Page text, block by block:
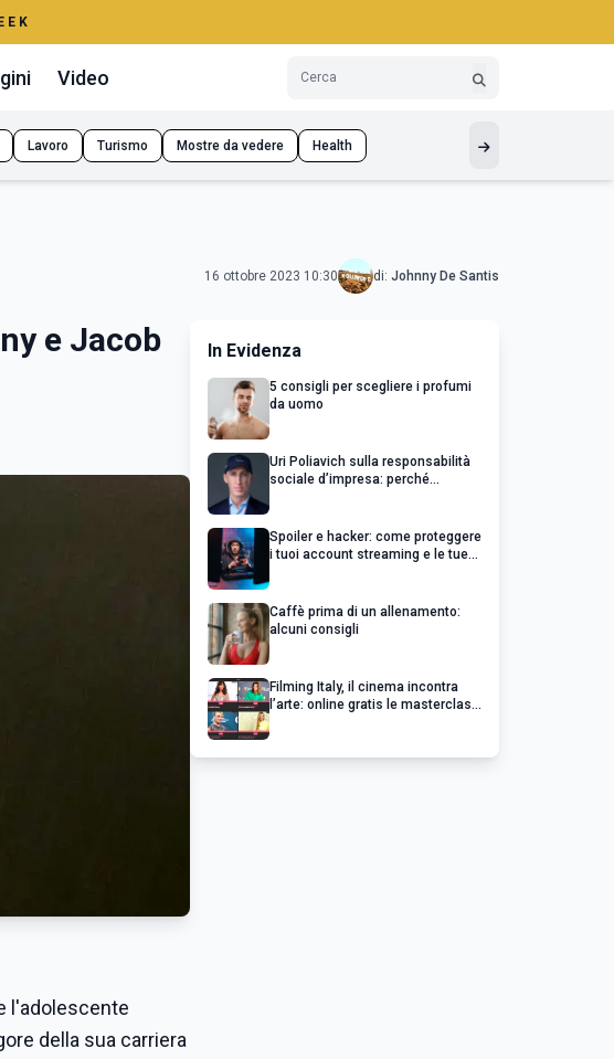
Video
Lavoro Turismo Mostre da vedere Health
16 ottobre 2023 10:30 di: Johnny De Santis
e Jacob
l'adolescente
della sua carriera
In Evidenza
5 consigli per scegliere i profumi
da uomo
Uri Poliavich sulla responsabilità
sociale d’impresa: perché
Spoiler e hacker: come proteggere
i tuoi account streaming e le tue
Caffè prima di un allenamento:
alcuni consigli
Filming Italy, il cinema incontra
l’arte: online gratis le masterclass